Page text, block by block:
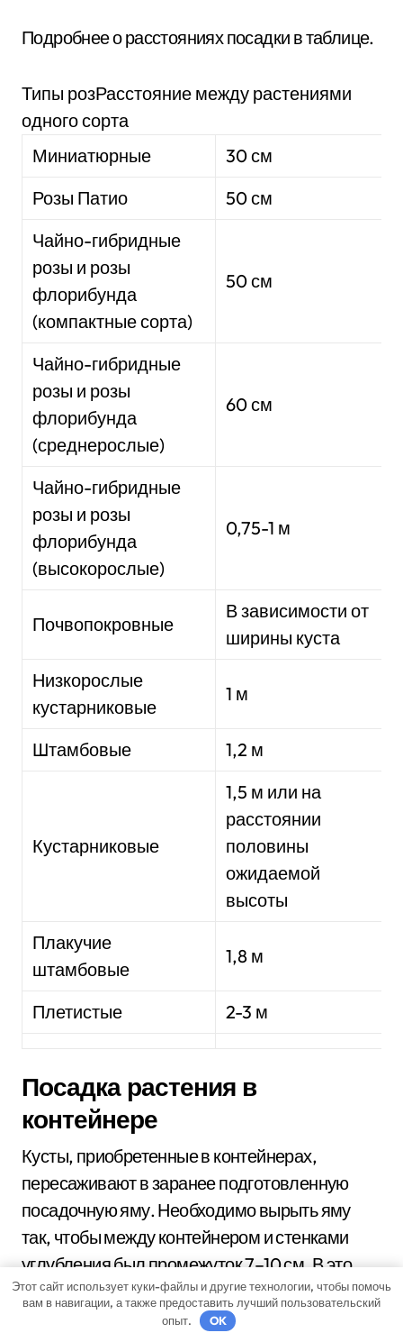
Подробнее о расстояниях посадки в таблице.
Типы розРасстояние между растениями
одного сорта
Миниатюрные
30 см
Розы Патио
50 см
Чайно-гибридные
розы и розы
флорибунда
(компактные сорта)
50 см
Чайно-гибридные
розы и розы
флорибунда
(среднерослые)
60 см
Чайно-гибридные
розы и розы
флорибунда
(высокорослые)
0,75-1 м
Почвопокровные
В зависимости от
ширины куста
Низкорослые
кустарниковые
1 м
Штамбовые 1,2 м
Кустарниковые
1,5 м или на
расстоянии
половины
ожидаемой
высоты
Плакучие
штамбовые
1,8 м
Плетистые 2-3 м
Посадка растения в
контейнере
Кусты, приобретенные в контейнерах,
пересаживают в заранее подготовленную
посадочную яму. Необходимо вырыть яму
так, чтобы между контейнером и стенками
углубления был промежуток 7–10 см. В это
промежуток будет засыпана посадочная
смесь. Опускают куст в яму и осторожно
Этот сайт использует куки-файлы и другие технологии, чтобы помочь
вам в навигации, а также предоставить лучший пользовательский
опыт.
OK